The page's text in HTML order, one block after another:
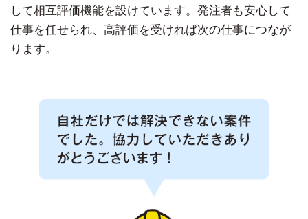
して相互評価機能を設けています。 発注者も安心して
仕事を任せられ、高評価を受ければ次の仕事につなが
ります。